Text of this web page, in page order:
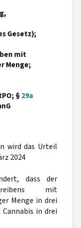
Gesetz);
mit
Menge;
§29a
wird das Urteil
2024
dass der
mit
Menge in drei
in drei